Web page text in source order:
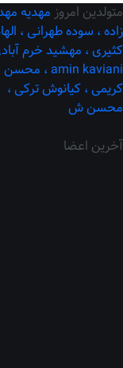
متولدین امروز مهدیه
زاده ، سوده طهرانی ،
کثیری ، مهشید خرم
amin kaviani ، محسن
کریمی ،کیانوش ترکی ،
محسن ش
آخرین اعضا